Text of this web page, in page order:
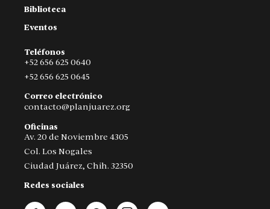
Biblioteca
Eventos
Teléfonos
+52 656 625 0640
+52 656 625 0645
Correo electrónico
contacto@planjuarez.org
Oficinas
Av. 20 de Noviembre 4305
Col. Los Nogales
Ciudad Juárez, Chih. 32350
Redes sociales